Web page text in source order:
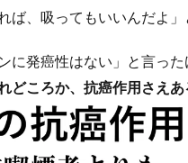
ば、吸ってもいいんだよ」
に発癌性はない」と言っ
どころか、抗癌作用さえあ